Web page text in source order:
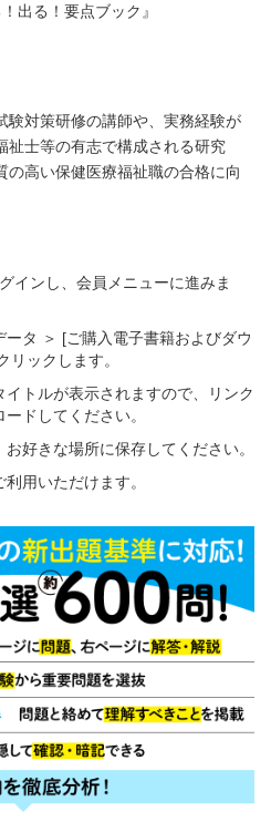
出る！要点ブック』
験対策研修の講師や、実務経験が
祉士等の有志で構成される研究
高い保健医療福祉職の合格に向
インし、会員メニューに進みま
ータ ＞ [ご購入電子書籍およびダウ
リックします。
トルが表示されますので、リンク
ドしてください。
好きな場所に保存してください。
用いただけます。